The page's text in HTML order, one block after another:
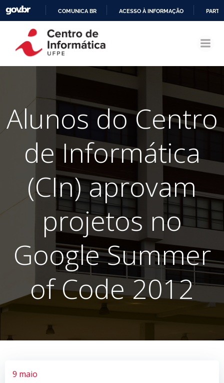
CONTEÚDO
COMUNICA BR ACESSO À INFORMAÇÃO
Alunos do Centro
de Informática
(CIn) aprovam
projetos no
Google Summer
of Code 2012
9 maio